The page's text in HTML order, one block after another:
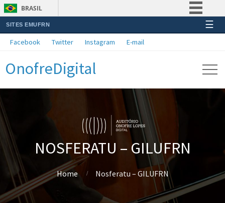
BRASIL
Simplifique!
Acesso à informação
Legislação
Canais
SITES EMUFRN ☰
Facebook Twitter Instagram E-mail
OnofreDigital
NOSFERATU – GILUFRN
Home Nosferatu – GILUFRN